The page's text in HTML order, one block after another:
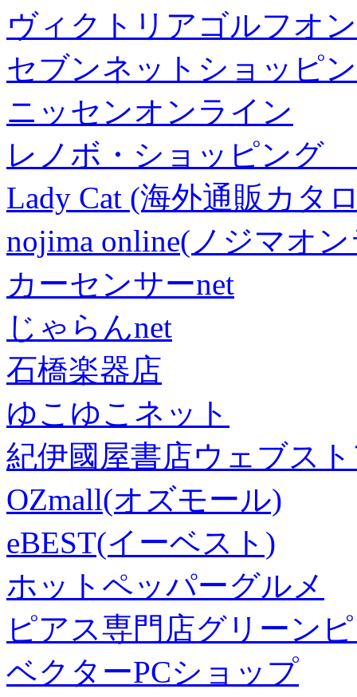
ヴィクトリアゴルフオ
セブンネットショッピ
ニッセンオンライン
レノボ・ショッピング
Lady Cat (海外通販カタ
nojima online(ノジマオ
カーセンサーnet
じゃらんnet
石橋楽器店
ゆこゆこネット
紀伊國屋書店ウェブス
OZmall(オズモール)
eBEST(イーベスト)
ホットペッパーグルメ
ピアス専門店グリーン
ベクターPCショップ